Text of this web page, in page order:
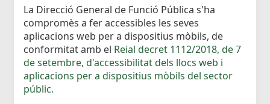
La Direcció General de Funció Pública s'ha
compromès a fer accessibles les seves
aplicacions web per a dispositius mòbils, de
conformitat amb el Reial decret 1112/2018, de 7
de setembre, d'accessibilitat dels llocs web i
aplicacions per a dispositius mòbils del sector
públic.